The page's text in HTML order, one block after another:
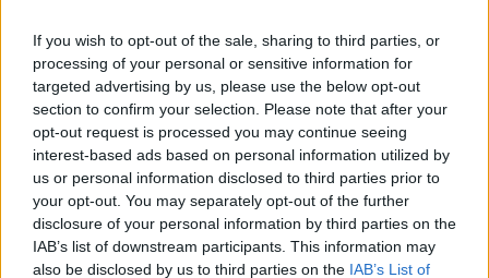
If you wish to opt-out of the sale, sharing to third parties, or
processing of your personal or sensitive information for
targeted advertising by us, please use the below opt-out
section to confirm your selection. Please note that after your
opt-out request is processed you may continue seeing
interest-based ads based on personal information utilized by
us or personal information disclosed to third parties prior to
your opt-out. You may separately opt-out of the further
disclosure of your personal information by third parties on the
IAB’s list of downstream participants. This information may
also be disclosed by us to third parties on the IAB’s List of
Žiūrimiausi įrašai
00:00:30
Vaizdai iš tragiškos avarijos Vilniaus r.: dviejų moterų ir
vaiko gyvybių išgelbėti nepavyko
Žinios | Lietuvos diena